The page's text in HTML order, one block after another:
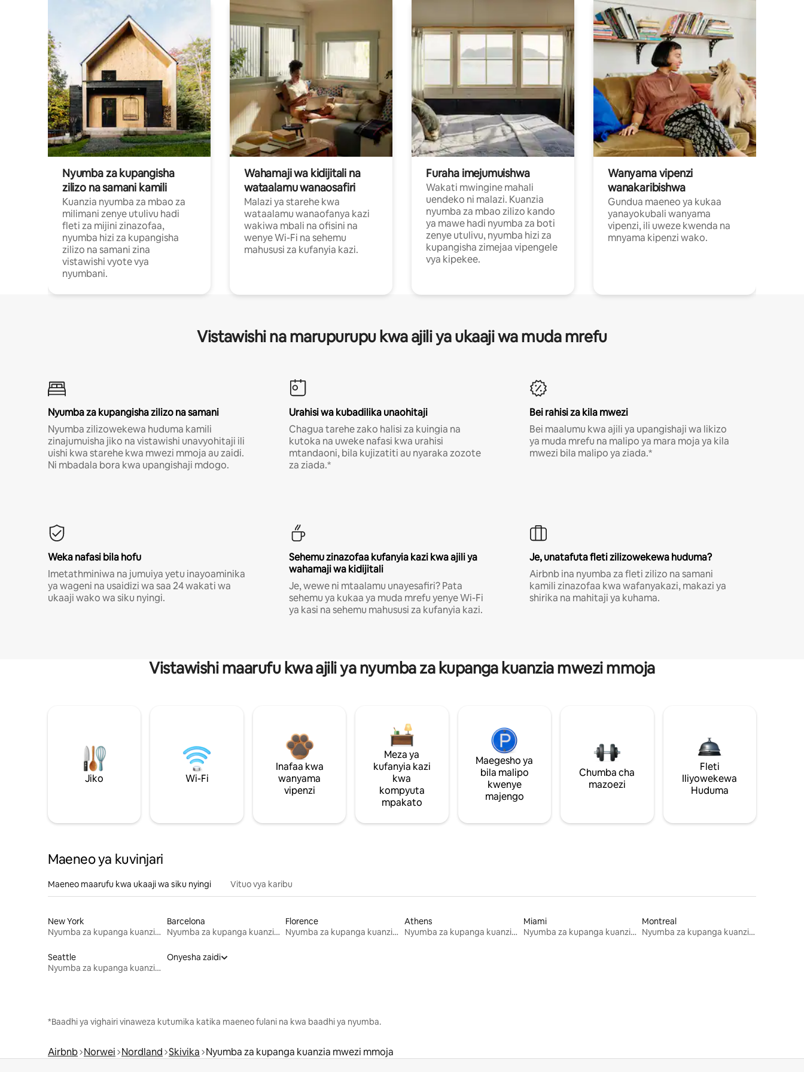
Nyumba za kupangisha
zilizo na samani kamili
Kuanzia nyumba za mbao za
milimani zenye utulivu hadi
fleti za mijini zinazofaa,
nyumba hizi za kupangisha
zilizo na samani zina
vistawishi vyote vya
nyumbani.
Wahamaji wa kidijitali na
wataalamu wanaosafiri
Malazi ya starehe kwa
wataalamu wanaofanya kazi
wakiwa mbali na ofisini na
wenye Wi-Fi na sehemu
mahususi za kufanyia kazi.
Furaha imejumuishwa
Wakati mwingine mahali
uendeko ni malazi. Kuanzia
nyumba za mbao zilizo kando
ya mawe hadi nyumba za boti
zenye utulivu, nyumba hizi za
kupangisha zimejaa vipengele
vya kipekee.
Wanyama vipenzi
wanakaribishwa
Gundua maeneo ya kukaa
yanayokubali wanyama
vipenzi, ili uweze kwenda na
mnyama kipenzi wako.
Vistawishi na marupurupu kwa ajili ya ukaaji wa muda mrefu
Nyumba za kupangisha zilizo na samani
Nyumba zilizowekewa huduma kamili
zinajumuisha jiko na vistawishi unavyohitaji ili
uishi kwa starehe kwa mwezi mmoja au zaidi.
Ni mbadala bora kwa upangishaji mdogo.
Urahisi wa kubadilika unaohitaji
Chagua tarehe zako halisi za kuingia na
kutoka na uweke nafasi kwa urahisi
mtandaoni, bila kujizatiti au nyaraka zozote
za ziada.*
Bei rahisi za kila mwezi
Bei maalumu kwa ajili ya upangishaji wa likizo
ya muda mrefu na malipo ya mara moja ya kila
mwezi bila malipo ya ziada.*
Weka nafasi bila hofu
Imetathminiwa na jumuiya yetu inayoaminika
ya wageni na usaidizi wa saa 24 wakati wa
ukaaji wako wa siku nyingi.
Sehemu zinazofaa kufanyia kazi kwa ajili ya
wahamaji wa kidijitali
Je, wewe ni mtaalamu unayesafiri? Pata
sehemu ya kukaa ya muda mrefu yenye Wi-Fi
ya kasi na sehemu mahususi za kufanyia kazi.
Je, unatafuta fleti zilizowekewa huduma?
Airbnb ina nyumba za fleti zilizo na samani
kamili zinazofaa kwa wafanyakazi, makazi ya
shirika na mahitaji ya kuhama.
Vistawishi maarufu kwa ajili ya nyumba za kupanga kuanzia mwezi mmoja
Jiko Wi-Fi
Inafaa kwa
wanyama
vipenzi
Meza ya
kufanyia kazi
kwa
kompyuta
mpakato
Maegesho ya
bila malipo
kwenye
majengo
Chumba cha
mazoezi
Fleti
Iliyowekewa
Huduma
Maeneo ya kuvinjari
Maeneo maarufu kwa ukaaji wa siku nyingi Vituo vya karibu
New York
Nyumba za kupanga kuanzia mwezi mmoja
Barcelona
Nyumba za kupanga kuanzia mwezi mmoja
Florence
Nyumba za kupanga kuanzia mwezi mmoja
Athens
Nyumba za kupanga kuanzia mwezi mmoja
Miami
Nyumba za kupanga kuanzia mwezi mmoja
Montreal
Nyumba za kupanga kuanzia mwezi mmoja
Seattle
Nyumba za kupanga kuanzia mwezi mmoja
Onyesha zaidi
*Baadhi ya vighairi vinaweza kutumika katika maeneo fulani na kwa baadhi ya nyumba.
Airbnb Norwei Nordland Skivika Nyumba za kupanga kuanzia mwezi mmoja